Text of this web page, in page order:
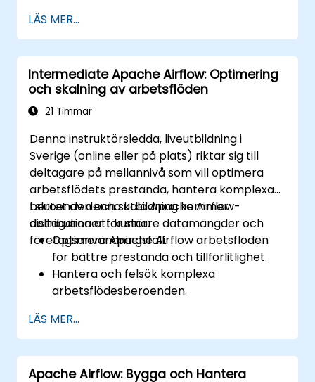
Integrera luftflödesarbetsflöden med
externa system och tjänster.
Optimera och övervaka arbetsflöden
med hjälp av avancerade
felsökningsverktyg.
Utnyttja bästa praxis för att hantera
LÄS MER...
Intermediate Apache Airflow: Optimering
och skalning av arbetsflöden
21 Timmar
Denna instruktörsledda, liveutbildning i
Sverige (online eller på plats) riktar sig till
deltagare på mellannivå som vill optimera
arbetsflödets prestanda, hantera komplexa
beroenden och skala Apache Airflow-
distributioner för större datamängder och
företagsanvändningsfall.
I slutet av denna utbildning kommer
deltagarna att kunna:
Optimera Apache Airflow arbetsflöden
för bättre prestanda och tillförlitlighet.
Hantera och felsök komplexa
arbetsflödesberoenden.
inklusive anpassade operatörer och
sensorer.
Skala Apache Airflow för hantering av
större datamängder och distribuerade
LÄS MER...
Apache Airflow: Bygga och Hantera